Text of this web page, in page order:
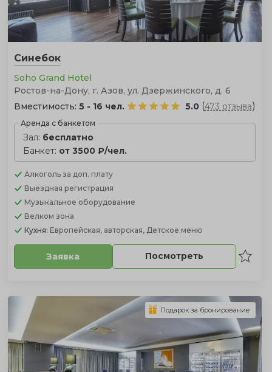
Синебок
Soho Grand Hotel
Ростов-на-Дону, г. Азов, ул. Дзержинского, д. 6
Вместимость: 5 - 16 чел. 5.0 (473 отзыва)
Аренда с банкетом
Зал: бесплатно
Банкет: от 3500 ₽/чел.
Алкоголь за доп. плату
Выездная регистрация
Музыкальное оборудование
Велком зона
Кухня: Европейская, авторская, Детское меню
Заявка Посмотреть
Подарок за бронирование